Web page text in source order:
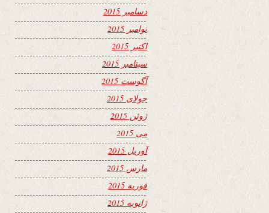
دسامبر 2015
نوامبر 2015
اکتبر 2015
سپتامبر 2015
آگوست 2015
جولای 2015
ژوئن 2015
می 2015
آوریل 2015
مارس 2015
فوریه 2015
ژانویه 2015